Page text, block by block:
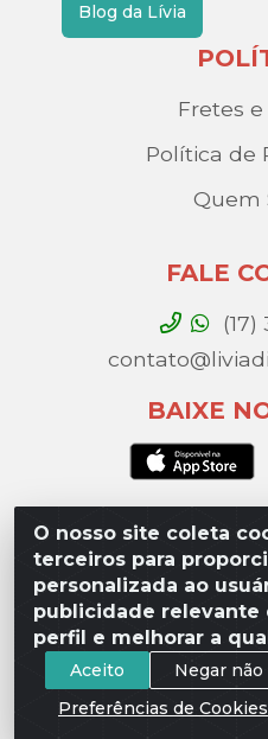
O nosso site coleta
terceiros para
personalizada ao
publicidade relevante
perfil e melhorar a
Aceito
Negar
Preferências de Cookies
Blog da Lívia
Fretes
Política de
Quem
FALE
(17)
BAIXE
Lívia Distribuidora - Av.
Toninho, São José do
000 - CNPJ